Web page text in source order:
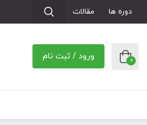
دوره ها مقالات
0 ورود / ثبت نام